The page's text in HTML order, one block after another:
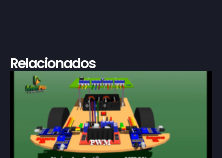
Relacionados